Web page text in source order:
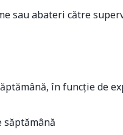
sau abateri către
în funcție de
săptămână